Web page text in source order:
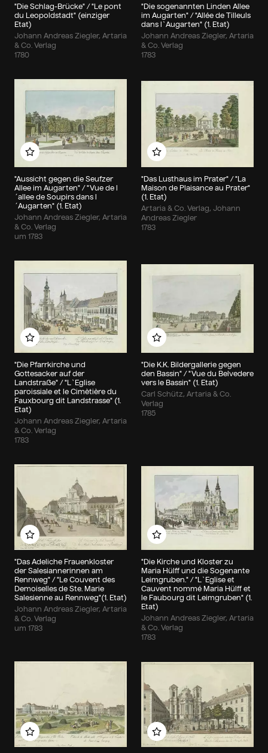
"Die Schlag-Brücke" / "Le pont
du Leopoldstadt" (einziger
Etat)
Johann Andreas Ziegler, Artaria
& Co. Verlag
1780
"Die sogenannten Linden Allee
im Augarten" / "Allée de Tilleuls
dans l`Augarten" (1. Etat)
Johann Andreas Ziegler, Artaria
& Co. Verlag
1783
"Aussicht gegen die Seufzer
Allee im Augarten" / "Vue de l
´allee de Soupirs dans l
´Augarten" (1. Etat)
Johann Andreas Ziegler, Artaria
& Co. Verlag
um 1783
Zu meinem Album hinzufügen
"Das Lusthaus im Prater" / "La
Maison de Plaisance au Prater"
(1. Etat)
Artaria & Co. Verlag, Johann
Andreas Ziegler
1783
Zu meinem Album
"Die Pfarrkirche und
Gottesacker auf der
Landstraße" / "L`Eglise
paroissiale et le Cimètière du
Fauxbourg dit Landstrasse" (1.
Etat)
Johann Andreas Ziegler, Artaria
& Co. Verlag
1783
Zu meinem Album hinzufügen
"Die K.K. Bildergallerie gegen
den Bassin" / "Vue du Belvedere
vers le Bassin" (1. Etat)
Carl Schütz, Artaria & Co.
Verlag
1785
Zu meinem Album
"Das Adeliche Frauenkloster
der Salesiannerinnen am
Rennweg" / "Le Couvent des
Demoiselles de Ste. Marie
Salesienne au Rennweg"(1. Etat)
Johann Andreas Ziegler, Artaria
& Co. Verlag
um 1783
Zu meinem Album hinzufügen
"Die Kirche und Kloster zu
Maria Hülff und die Sogenante
Leimgruben." / "L`Eglise et
Cauvent nommé Maria Hülff et
le Faubourg dit Leimgruben" (1.
Etat)
Johann Andreas Ziegler, Artaria
& Co. Verlag
1783
Zu meinem Album
Zu meinem Album hinzufügenZu meinem Album